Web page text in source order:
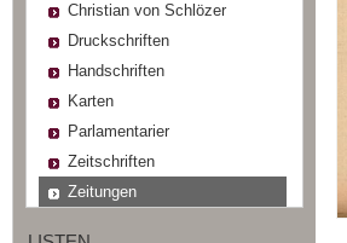
Christian von Schlözer
Druckschriften
Handschriften
Karten
Parlamentarier
Zeitschriften
Zeitungen